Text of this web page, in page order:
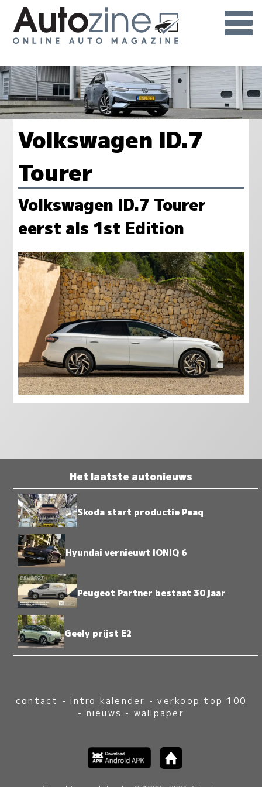
Volkswagen ID.7
Tourer
Volkswagen ID.7 Tourer
eerst als 1st Edition
Het laatste autonieuws
Skoda start productie Peaq
Hyundai vernieuwt IONIQ 6
Peugeot Partner bestaat 30 jaar
Geely prijst E2
contact -intro kalender -verkoop top 100
- nieuws - wallpaper